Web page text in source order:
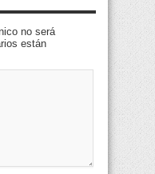
no será
están